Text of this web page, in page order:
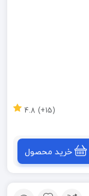
(15+) 4.8
خرید محصول